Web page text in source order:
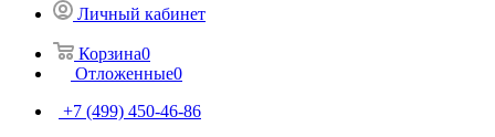
Личный кабинет
Корзина0
Отложенные0
+7 (499) 450-46-86